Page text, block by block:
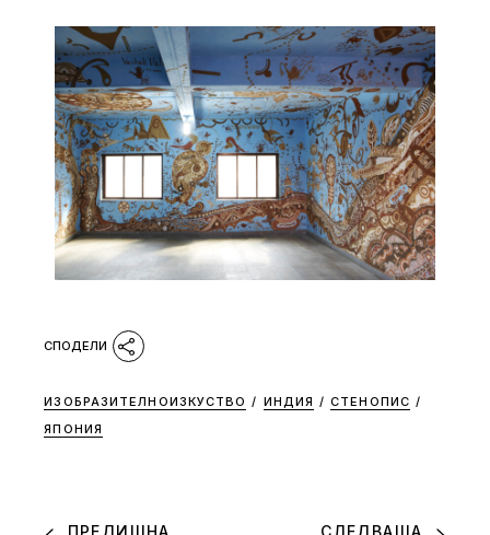
ИЗОБРАЗИТЕЛНОИЗКУСТВО / ИНДИЯ / СТЕНОПИС /
ЯПОНИЯ
ПРЕДИШНА СЛЕДВАЩА